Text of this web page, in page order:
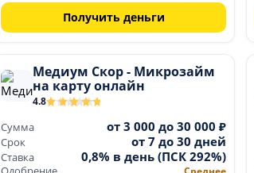
Получить деньги
Медиум Скор - Микрозайм
на карту онлайн
4.8
Сумма от 3 000 до 30 000 ₽
Срок от 7 до 30 дней
Ставка 0,8% в день (ПСК 292%)